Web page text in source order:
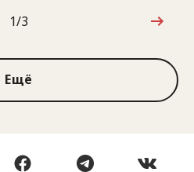
1 из 3
1/3
Ещё